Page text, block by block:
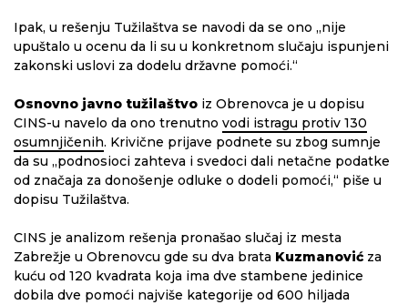
Ipak, u rešenju Tužilaštva se navodi da se ono „nije
upuštalo u ocenu da li su u konkretnom slučaju ispunjeni
zakonski uslovi za dodelu državne pomoći.“
Osnovno javno tužilaštvo iz Obrenovca je u dopisu
CINS-u navelo da ono trenutno vodi istragu protiv 130
osumnjičenih. Krivične prijave podnete su zbog sumnje
da su „podnosioci zahteva i svedoci dali netačne podatke
od značaja za donošenje odluke o dodeli pomoći,“ piše u
dopisu Tužilaštva.
CINS je analizom rešenja pronašao slučaj iz mesta
Zabrežje u Obrenovcu gde su dva brata Kuzmanović za
kuću od 120 kvadrata koja ima dve stambene jedinice
dobila dve pomoći najviše kategorije od 600 hiljada